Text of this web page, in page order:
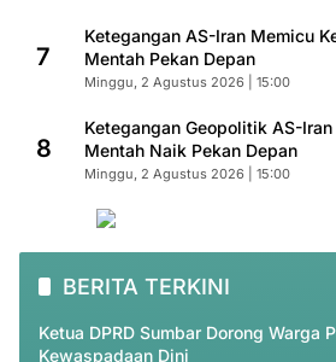
7
Ketegangan AS-Iran Memicu
Mentah Pekan Depan
Minggu, 2 Agustus 2026 | 15:00
8
Ketegangan Geopolitik AS-
Mentah Naik Pekan Depan
Minggu, 2 Agustus 2026 | 15:00
BERITA TERKINI
Ketua DPRD Sumbar Dorong Warga
Kewaspadaan Dini